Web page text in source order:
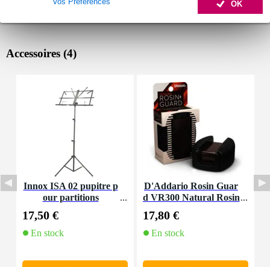
OK
Accessoires (4)
Innox ISA 02 pupitre p
our partitions
17,50 €
En stock
D'Addario Rosin Guar
d VR300 Natural Rosin
n / alto /violoncelle
17,80 €
En stock